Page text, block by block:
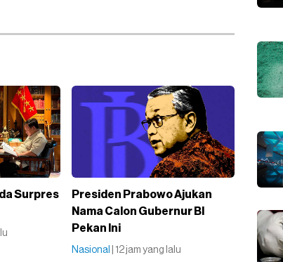
Surpres
Presiden Prabowo Ajukan
Nama Calon Gubernur BI
Pekan Ini
Nasional | 12 jam yang lalu